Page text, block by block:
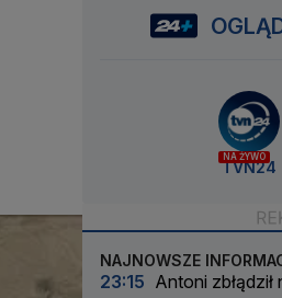
NA ŻYWO
TVN24
NAJNOWSZE
23:15 Antoni